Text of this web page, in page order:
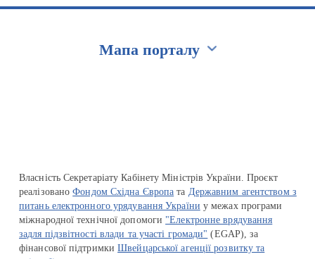
Мапа порталу
Власність Секретаріату Кабінету Міністрів України. Проєкт
реалізованоФондом Східна Європа та Державним агентством з
питань електронного урядування України у межах програми
міжнародної технічної допомоги "Електронне врядування
задля підзвітності влади та участі громади" (EGAP), за
фінансової підтримкиШвейцарської агенції розвитку та